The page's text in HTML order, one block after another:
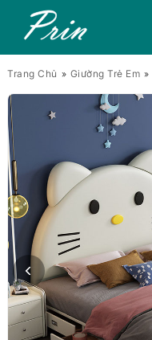
Trang Chủ Giường Trẻ Em